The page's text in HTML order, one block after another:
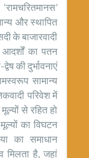
और स्थापित
के बाजारवादी
का पतन
की दुर्भावनाएं
सामान्य
परिवेश में
से रहित हो
का विघटन
का समाधान
मिलता है, जहां